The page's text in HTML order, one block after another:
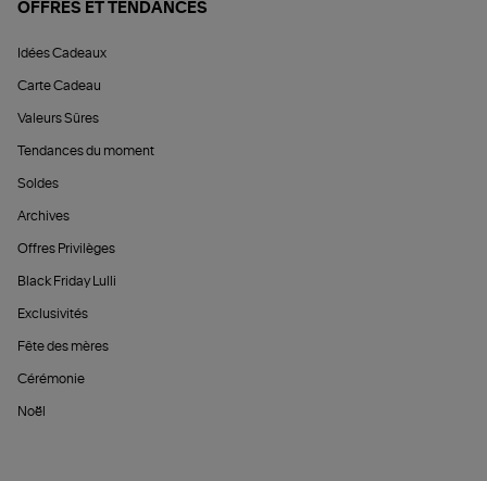
OFFRES ET TENDANCES
Idées Cadeaux
Carte Cadeau
Valeurs Sûres
Tendances du moment
Soldes
Archives
Offres Privilèges
Black Friday Lulli
Exclusivités
Fête des mères
Cérémonie
Noël